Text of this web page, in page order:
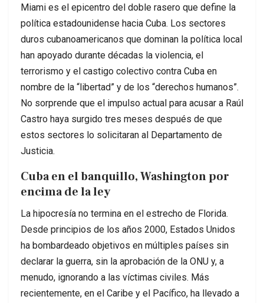
Miami es el epicentro del doble rasero que define la
política estadounidense hacia Cuba. Los sectores
duros cubanoamericanos que dominan la política local
han apoyado durante décadas la violencia, el
terrorismo y el castigo colectivo contra Cuba en
nombre de la “libertad” y de los “derechos humanos”.
No sorprende que el impulso actual para acusar a Raúl
Castro haya surgido tres meses después de que
estos sectores lo solicitaran al Departamento de
Justicia.
Cuba en el banquillo, Washington por
encima de la ley
La hipocresía no termina en el estrecho de Florida.
Desde principios de los años 2000, Estados Unidos
ha bombardeado objetivos en múltiples países sin
declarar la guerra, sin la aprobación de la ONU y, a
menudo, ignorando a las víctimas civiles. Más
recientemente, en el Caribe y el Pacífico, ha llevado a